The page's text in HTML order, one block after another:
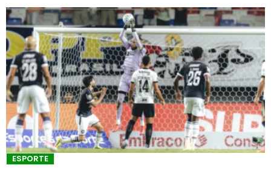
ESPORTE